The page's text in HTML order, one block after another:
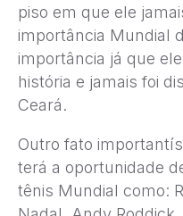
piso em que ele
importância Mundial
importância já que
história e jamais foi
Ceará.
Outro fato
terá a oportunidade
tênis Mundial como: